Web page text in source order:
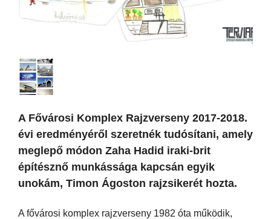
A Fővárosi Komplex Rajzverseny 2017-2018.
évi eredményéről szeretnék tudósítani, amely
meglepő módon Zaha Hadid iraki-brit
építésznő munkássága kapcsán egyik
unokám, Timon Ágoston rajzsikerét hozta.
A fővárosi komplex rajzverseny 1982 óta működik,